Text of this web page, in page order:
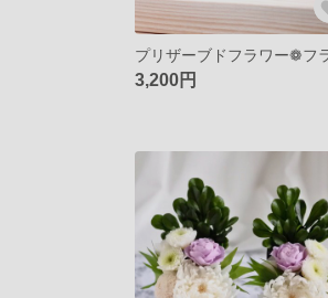
3,200円